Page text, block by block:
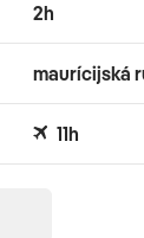
2h
maurícijská
11h